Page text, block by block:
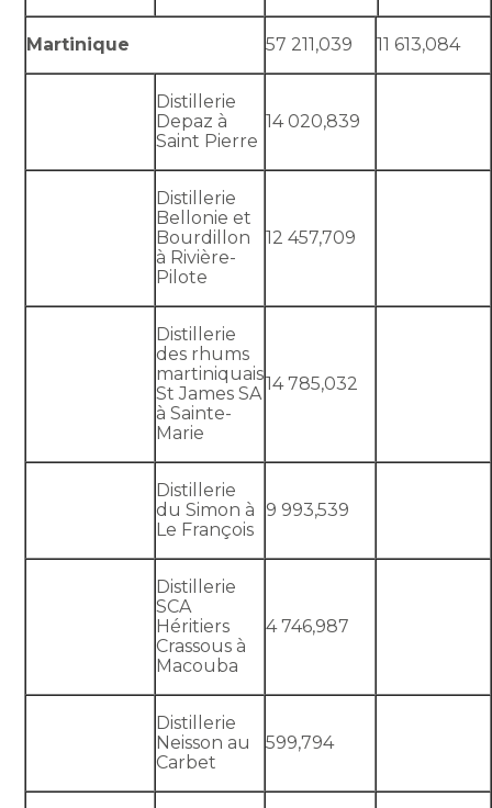
Martinique 57 211,039 11 613,084
Distillerie
Depaz à
Saint Pierre
14 020,839
Distillerie
Bellonie et
Bourdillon
à Rivière-
Pilote
12 457,709
Distillerie
des rhums
martiniquais
St James SA
à Sainte-
Marie
14 785,032
Distillerie
du Simon à
Le François
9 993,539
Distillerie
SCA
Héritiers
Crassous à
Macouba
4 746,987
Distillerie
Neisson au
Carbet
599,794